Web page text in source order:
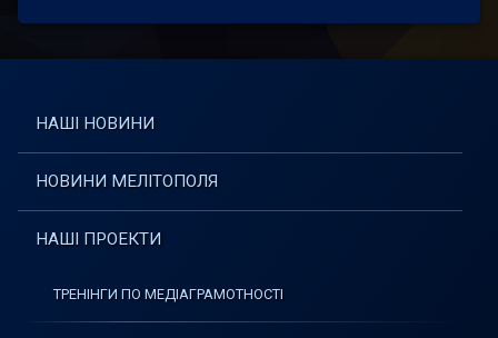
НАШІ НОВИНИ
НОВИНИ МЕЛІТОПОЛЯ
НАШІ ПРОЕКТИ
ТРЕНІНГИ ПО МЕДІАГРАМОТНОСТІ